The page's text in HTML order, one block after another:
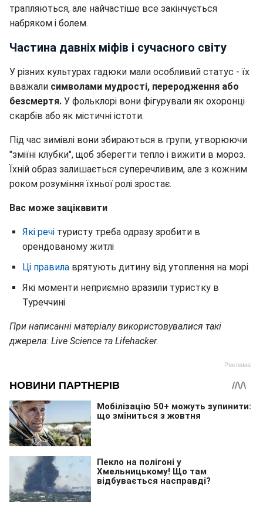
трапляються, але найчастіше все закінчується
набряком і болем.
Частина давніх міфів і сучасного світу
У різних культурах гадюки мали особливий статус - їх
вважали символами мудрості, переродження або
безсмертя. У фольклорі вони фігурували як охоронці
скарбів або як містичні істоти.
Під час зимівлі вони збираються в групи, утворюючи
"зміїні клубки", щоб зберегти тепло і вижити в мороз.
Їхній образ залишається суперечливим, але з кожним
роком розуміння їхньої ролі зростає.
Вас може зацікавити
Які речі туристу треба одразу зробити в
орендованому житлі
Ці правила врятують дитину від утоплення на морі
Які моменти неприємно вразили туристку в
Туреччині
При написанні матеріалу використовувалися такі
джерела: Live Science та Lifehacker.